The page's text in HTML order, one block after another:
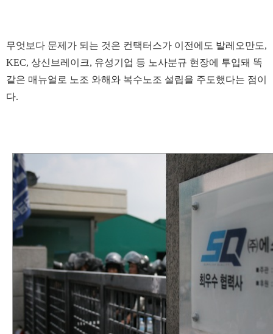
무엇보다 문제가 되는 것은 컨택터스가 이전에도 발레오만도,
KEC, 상신브레이크, 유성기업 등 노사분규 현장에 투입돼 똑
같은 매뉴얼로 노조 와해와 복수노조 설립을 주도했다는 점이
다.